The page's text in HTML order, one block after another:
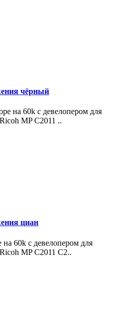
чёрный
на 60k c девелопером для
MP C2011 ..
циан
60k c девелопером для
MP C2011 C2..